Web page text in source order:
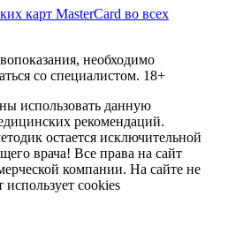
необходимо
со специалистом. 18+
использовать данную
рекомендаций.
остается исключительной
врача! Все права на сайт
компании. На сайте не
использует cookies